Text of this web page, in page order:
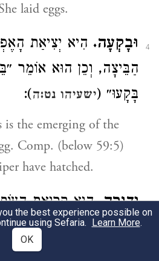
laid eggs.
4 וּבָקְעָה. הִיא יְצִיאַת
הַבֵּיצָה, וְכֵן הוּא אוֹמֵר
בָּקָעוּ״ (ישעיהו נט:ה):
is the emerging of the
Comp. (below 59:5)
have hatched.
וְדָגְרָה.הִיא קְרִיאַת
בִּגְרוֹנוֹ לְהַמְשִׁיךְ אֶפְרוֹחִים
ירמיה יז:יא
the best experience possible on
using Sefaria. Learn More.
OK